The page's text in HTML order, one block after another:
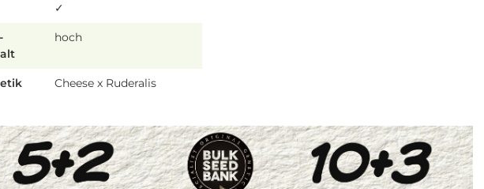
✓
hoch
Cheese x Ruderalis